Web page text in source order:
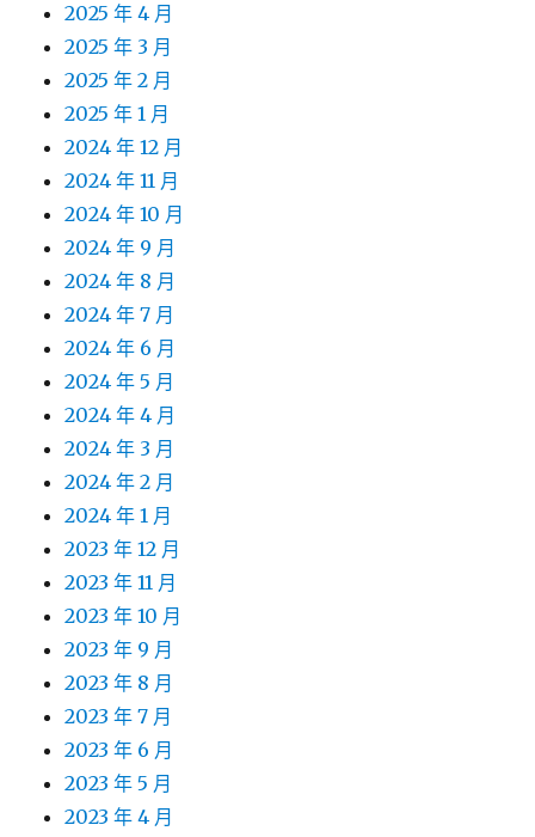
2025 年 4 月
2025 年 3 月
2025 年 2 月
2025 年 1 月
2024 年 12 月
2024 年 11 月
2024 年 10 月
2024 年 9 月
2024 年 8 月
2024 年 7 月
2024 年 6 月
2024 年 5 月
2024 年 4 月
2024 年 3 月
2024 年 2 月
2024 年 1 月
2023 年 12 月
2023 年 11 月
2023 年 10 月
2023 年 9 月
2023 年 8 月
2023 年 7 月
2023 年 6 月
2023 年 5 月
2023 年 4 月